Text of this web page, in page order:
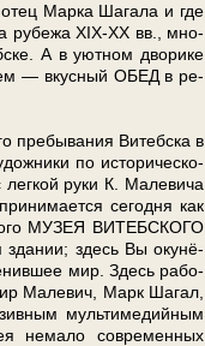
Мар­ка Ша­га­ла и где
ру­бе­жа XIX-XX вв., мно­
А в уют­ном дворике
— вкус­ный ОБЕД в ре­
пре­бы­ва­ния Ви­теб­ска в
по ис­то­ри­че­ско­
руки К. Малевича
се­год­ня как
МУЗЕЯ ВИТЕБСКОГО
здесь Вы окунё­
мир. Здесь ра­бо­
Ма­ле­вич, Марк Ша­гал,
мультимедийным
не­ма­ло со­вре­мен­ных